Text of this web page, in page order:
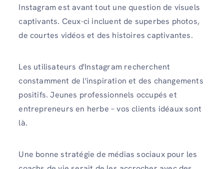
Instagram est avant tout une question de visuels
captivants. Ceux-ci incluent de superbes photos,
de courtes vidéos et des histoires captivantes.
Les utilisateurs d'Instagram recherchent
constamment de l'inspiration et des changements
positifs. Jeunes professionnels occupés et
entrepreneurs en herbe – vos clients idéaux sont
là.
Une bonne stratégie de médias sociaux pour les